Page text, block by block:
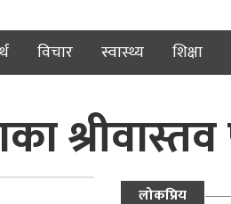
विचार स्वास्थ्य शिक्षा
श्रीवास्तव
लोकप्रिय